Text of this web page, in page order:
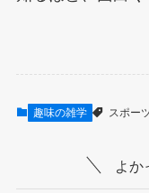
趣味の雑学 スポー
よか